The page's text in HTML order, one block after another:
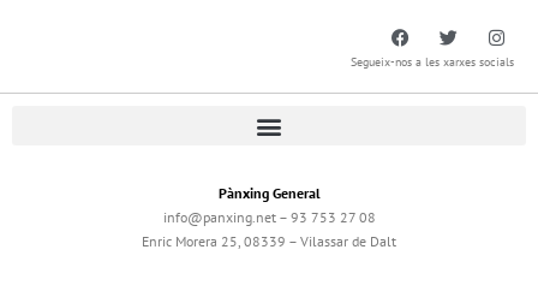
Segueix-nos a les xarxes socials
Pànxing General
info@panxing.net – 93 753 27 08
Enric Morera 25, 08339 – Vilassar de Dalt